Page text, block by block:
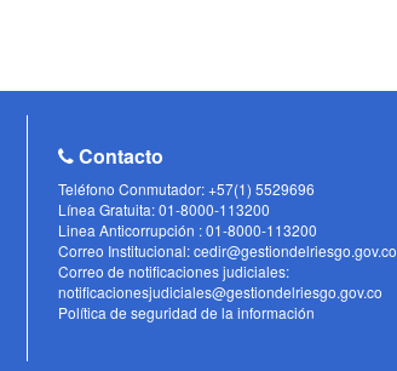
Contacto
Teléfono Conmutador: +57(1) 5529696
Línea Gratuita: 01-8000-113200
Linea Anticorrupción : 01-8000-113200
Correo Institucional: cedir@gestiondelriesgo.gov.co
Correo de notificaciones judiciales:
notificacionesjudiciales@gestiondelriesgo.gov.co
Política de seguridad de la información